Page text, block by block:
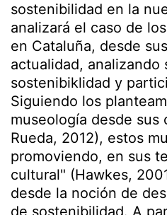
sostenibilidad en la
analizará el caso de
en Cataluña, desde
actualidad, analizando
sostenibiklidad y
Siguiendo los
museología desde sus
Rueda, 2012), estos
promoviendo, en sus
cultural" (Hawkes,
desde la noción de
de sostenibilidad. A